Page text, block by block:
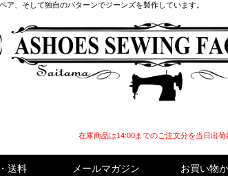
ア、そして独自のパターンでジーンズを製作しています。
在庫商品は14:00までのご注文分を当日出荷
送料 メールマガジン お買い物